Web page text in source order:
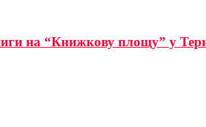
на “Книжкову площу” у